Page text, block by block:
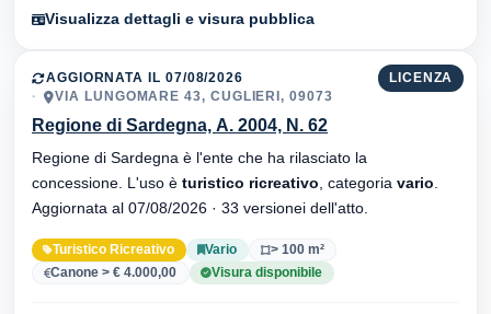
Visualizza dettagli e visura pubblica
LICENZA
AGGIORNATA IL 07/08/2026
VIA LUNGOMARE 43, CUGLIERI, 09073
Regione di Sardegna, A. 2004, N. 62
Regione di Sardegna è l'ente che ha rilasciato la
concessione. L'uso è turistico ricreativo , categoria vario
Aggiornata al 07/08/2026 · 33 versionei dell'atto.
Turistico Ricreativo Vario
> 100 m²
Canone > € 4.000,00
Visura disponibile